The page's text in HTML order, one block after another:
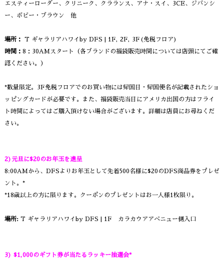
エスティーローダー、クリニーク、クラランス、アナ・スイ、3CE、ジバンシ
ー、ボビー・ブラウン 他
場所：
T ギャラリアハワイby DFS | 1F, 2F, 3F(免税フロア)
時間： 8：30AMスタート（各ブランドの福袋販売時間については店頭にてご確
認ください。）
*数量限定。3F免税フロアでのお買い物には帰国日・帰国便名が記載されたショ
ッピングカードが必要です。また、福袋販売当日にアメリカ出国の方はフライ
ト時間によってはご購入頂けない場合がございます。詳細は店員にお尋ねくだ
さい。
2)元旦に$20のお年玉を進呈
8:00AMから、DFSよりお年玉として先着500名様に$20のDFS商品券をプレゼ
ント。*
*18歳以上の方に限ります。クーポンのプレゼントはお一人様1枚限り。
場所: T ギャラリアハワイby DFS | 1F カラカウアアベニュー側入口
3) $1,000のギフト券が当たるラッキー抽選会*